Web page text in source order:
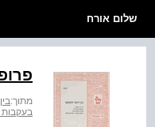
שלום אורח
מתוך: